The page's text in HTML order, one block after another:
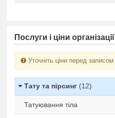
Послуги і ціни організації
Уточніть ціни перед записом
Тату та пірсинг (12)
Татуювання тіла